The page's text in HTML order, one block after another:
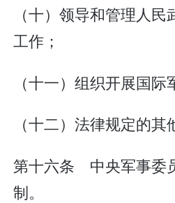
（十）领导和管理人
工作；
（十一）组织开展国际
（十二）法律规定的其
第十六条 中央军事委
制。